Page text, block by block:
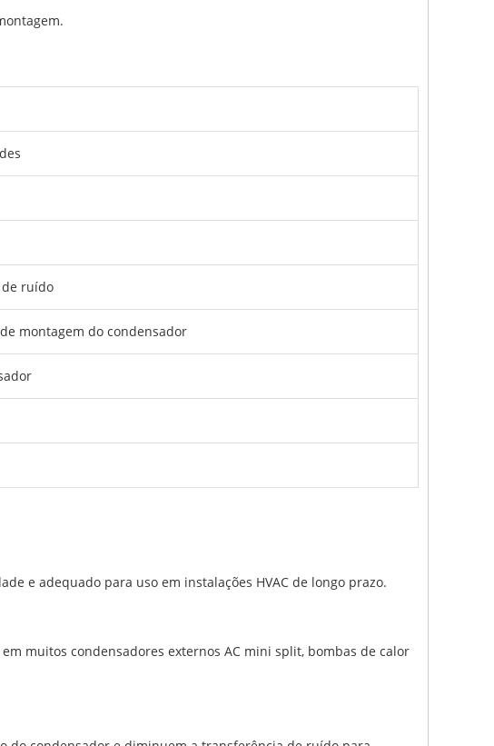
de ruído
montagem do condensador
e adequado para uso em instalações HVAC de longo prazo.
muitos condensadores externos AC mini split, bombas de calor